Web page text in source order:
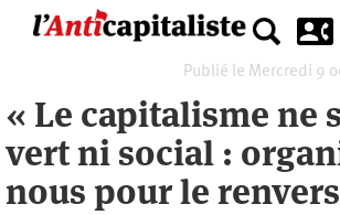
Publié le Mercredi 9
« Le capitalisme ne
vert ni social :
nous pour le